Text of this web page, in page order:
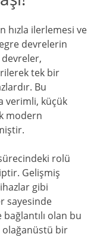
hızla ilerlemesi ve
devrelerin
tek bir
Bu
verimli, küçük
modern
rolü
Gelişmiş
gibi
sayesinde
olan bu
olağanüstü bir